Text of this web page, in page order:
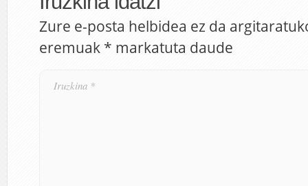
Zure e-posta helbidea ez da
eremuak * markatuta daude